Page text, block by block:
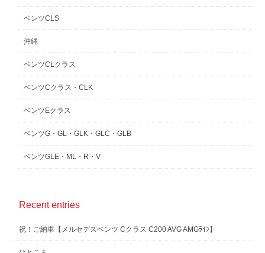
ベンツCLS
沖縄
ベンツCLクラス
ベンツCクラス・CLK
ベンツEクラス
ベンツG・GL・GLK・GLC・GLB
ベンツGLE・ML・R・V
Recent entries
祝！ご納車【メルセデスベンツ Cクラス C200 AVG AMGﾗｲﾝ】